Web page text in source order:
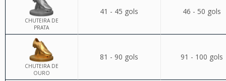
CHUTEIRA DE
PRATA
41 - 45 gols 46 - 50 gols
CHUTEIRA DE
OURO
81 - 90 gols 91 - 100 gols